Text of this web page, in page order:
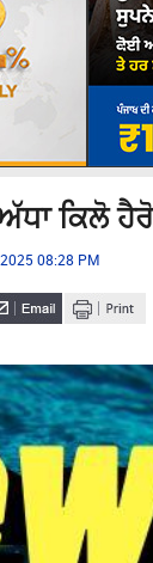
ਕਿਲੋ
08:28 PM